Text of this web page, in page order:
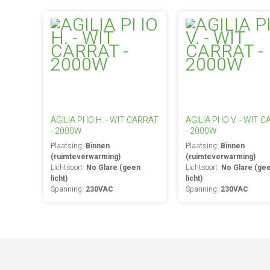
AGILIA PI IO H. - WIT CARRAT
- 2000W
Plaatsing: Binnen
(ruimteverwarming)
Lichtsoort: No Glare (geen
licht)
Spanning: 230VAC
AGILIA PI IO V. - WIT
- 2000W
Plaatsing: Binnen
(ruimteverwarming)
Lichtsoort: No Glare
licht)
Spanning: 230VAC